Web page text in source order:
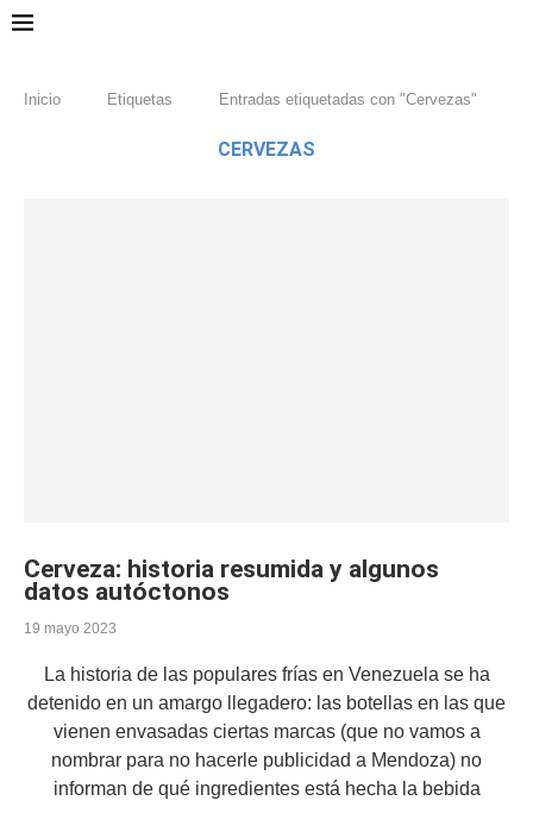
Inicio Etiquetas Entradas etiquetadas con "Cervezas"
CERVEZAS
Cerveza: historia resumida y algunos
datos autóctonos
19 mayo 2023
La historia de las populares frías en Venezuela se ha
detenido en un amargo llegadero: las botellas en las que
vienen envasadas ciertas marcas (que no vamos a
nombrar para no hacerle publicidad a Mendoza) no
informan de qué ingredientes está hecha la bebida